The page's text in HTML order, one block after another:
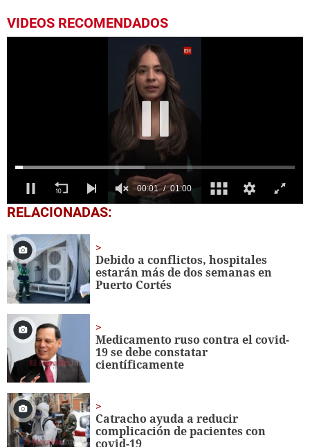
VIDEOS RECOMENDADOS
0
of
minute,
00:02 01:00
RELACIONADAS:
Debido a conflictos, hospitales
estarán más de dos semanas en
Puerto Cortés
Medicamento ruso contra el covid-
19 se debe constatar
científicamente
Catracho ayuda a reducir
complicación de pacientes con
covid-19